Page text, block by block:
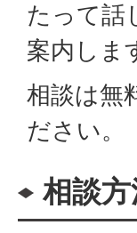
たって話
案内しま
相談は無
ださい。
相談